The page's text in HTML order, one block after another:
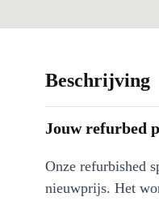
Beschrijving
Jouw refurbed
Onze refurbished
nieuwprijs. Het